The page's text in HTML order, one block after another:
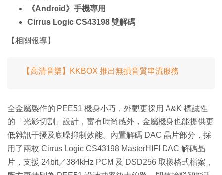
《Android》手機專用
Cirrus Logic CS43198 雙解碼
【相關報導】
【高清音樂】KKBOX 推出無損音質串流服務
全金屬製作的 PEE51 機身小巧，外觀更採用 A&K 標誌性
的「光影切割」設計，富有時尚感外，金屬機身也能提供更
低雜訊干擾及底噪抑制效能。內置解碼 DAC 晶片部分，採
用了兩枚 Cirrus Logic CS43198 MasterHIFI DAC 解碼晶
片，支援 24bit／384kHz PCM 及 DSD256 取樣格式檔案，